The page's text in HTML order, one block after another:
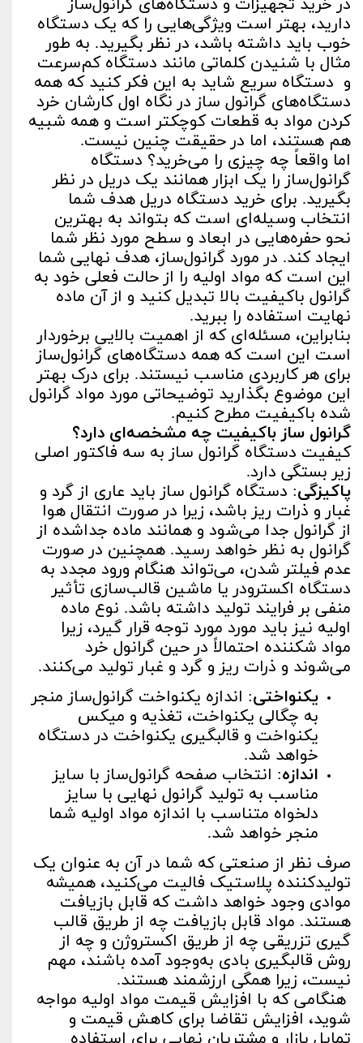
در خرید تجهیزات و دستگاه‌های گرانول‌ساز
دارید، بهتر است ویژگی‌هایی را که یک دستگاه
خوب باید داشته باشد، در نظر بگیرید. به طور
مثال با شنیدن کلماتی مانند دستگاه کم‌سرعت
و دستگاه سریع شاید به این فکر کنید که همه
دستگاه‌های گرانول ساز در نگاه اول کارشان خرد
کردن مواد به قطعات کوچکتر است و همه شبیه
هم هستند، اما در حقیقت چنین نیست.
اما واقعاً چه چیزی را می‌خرید؟ دستگاه
گرانول‌ساز را یک ابزار همانند یک دریل در نظر
بگیرید. برای خرید دستگاه دریل هدف شما
انتخاب وسیله‌ای است که بتواند به بهترین
نحو حفره‌هایی در ابعاد و سطح مورد نظر شما
ایجاد کند. در مورد گرانول‌ساز، هدف نهایی شما
این است که مواد اولیه را از حالت فعلی خود به
گرانول باکیفیت بالا تبدیل کنید و از آن ماده
نهایت استفاده را ببرید.
بنابراین، مسئله‌ای که از اهمیت بالایی برخوردار
است این است که همه دستگاه‌های گرانول‌ساز
برای هر کاربردی مناسب نیستند. برای درک بهتر
این موضوع بگذارید توضیحاتی مورد مواد گرانول
شده باکیفیت مطرح کنیم.
گرانول ساز باکیفیت چه مشخصه‌ای دارد؟
کیفیت دستگاه گرانول ساز به سه فاکتور اصلی
زیر بستگی دارد.
پاکیزگی: دستگاه گرانول ساز باید عاری از گرد و
غبار و ذرات ریز باشد، زیرا در صورت انتقال هوا
از گرانول جدا می‌شود و همانند ماده جداشده از
گرانول به نظر خواهد رسید. همچنین در صورت
عدم فیلتر شدن، می‌تواند هنگام ورود مجدد به
دستگاه اکسترودر یا ماشین قالب‌سازی تأثیر
منفی بر فرایند تولید داشته باشد. نوع ماده
اولیه نیز باید مورد مورد توجه قرار گیرد، زیرا
مواد شکننده احتمالاً در حین گرانول خرد
می‌شوند و ذرات ریز و گرد و غبار تولید می‌کنند.
یکنواختی: اندازه یکنواخت گرانول‌ساز‌ منجر
به چگالی یکنواخت، تغذیه و میکس
یکنواخت و قالبگیری یکنواخت در دستگاه
خواهد شد.
اندازه: انتخاب صفحه گرانول‌ساز با سایز
مناسب به تولید گرانول نهایی با سایز
دلخواه متناسب با اندازه مواد اولیه شما
منجر خواهد شد.
صرف نظر از صنعتی که شما در آن به عنوان یک
تولیدکننده پلاستیک فالیت می‌کنید، همیشه
موادی وجود خواهد داشت که قابل بازیافت
هستند. مواد قابل بازیافت چه از طریق قالب
گیری تزریقی چه از طریق اکستروژن و چه از
روش قالبگیری بادی به‌وجود آمده باشند، مهم
نیست، زیرا همگی ارزشمند هستند.
هنگامی که با افزایش قیمت مواد اولیه مواجه
شوید، افزایش تقاضا برای کاهش قیمت و